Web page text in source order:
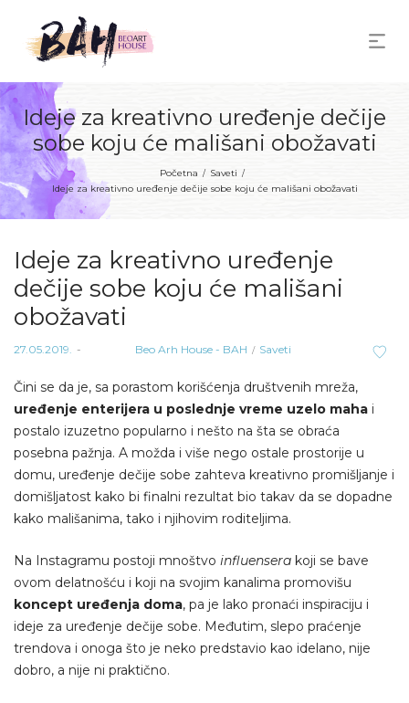
Ideje za kreativno uređenje dečije
sobe koju će mališani obožavati
Početna / Saveti /
Ideje za kreativno uređenje dečije sobe koju će mališani obožavati
Ideje za kreativno uređenje
dečije sobe koju će mališani
obožavati
Posted
27.05.2019. Beo Arh House - BAH
Posted
Saveti
Čini se da je, sa porastom korišćenja društvenih mreža,
uređenje enterijera u poslednje vreme uzelo maha i
postalo izuzetno popularno i nešto na šta se obraća
posebna pažnja. A možda i više nego ostale prostorije u
domu, uređenje dečije sobe zahteva kreativno promišljanje i
domišljatost kako bi finalni rezultat bio takav da se dopadne
kako mališanima, tako i njihovim roditeljima.
Na Instagramu postoji mnoštvo influensera koji se bave
ovom delatnošću i koji na svojim kanalima promovišu
koncept uređenja doma, pa je lako pronaći inspiraciju i
ideje za uređenje dečije sobe. Međutim, slepo praćenje
trendova i onoga što je neko predstavio kao idelano, nije
dobro, a nije ni praktično.